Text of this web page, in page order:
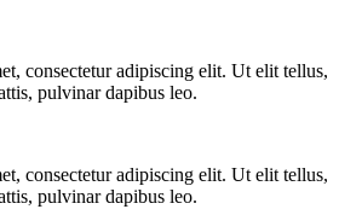
consectetur adipiscing elit. Ut elit tellus,
pulvinar dapibus leo.
consectetur adipiscing elit. Ut elit tellus,
pulvinar dapibus leo.